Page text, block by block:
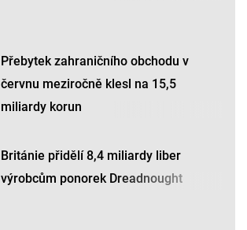
Přebytek zahraničního obchodu v
červnu meziročně klesl na 15,5
miliardy korun
Británie přidělí 8,4 miliardy liber
výrobcům ponorek Dreadnought